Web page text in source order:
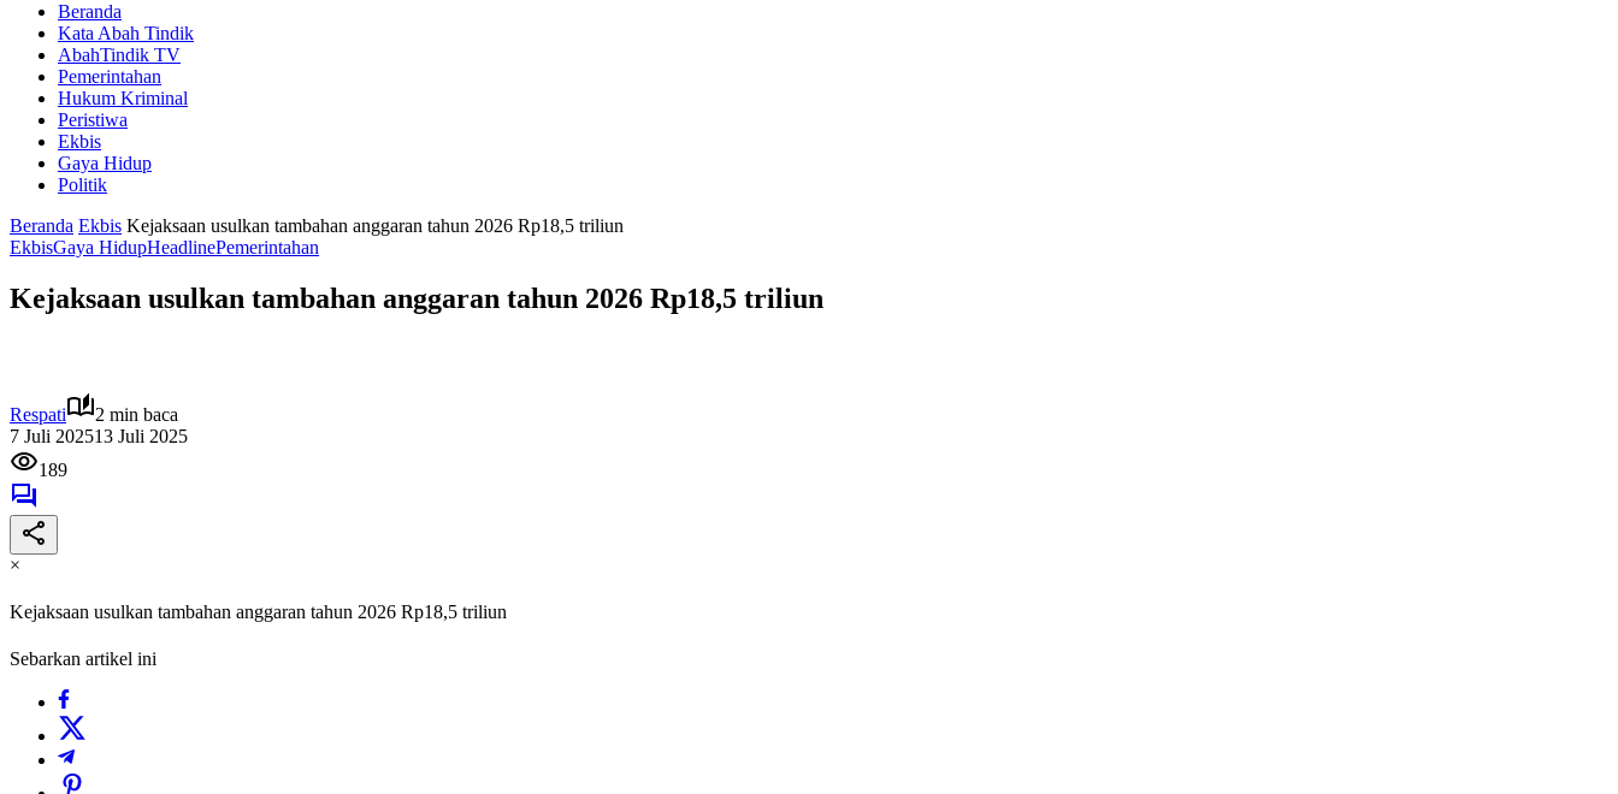
Beranda
Kata Abah Tindik
AbahTindik TV
Pemerintahan
Hukum Kriminal
Peristiwa
Ekbis
Gaya Hidup
Politik
Beranda Ekbis Kejaksaan usulkan tambahan anggaran tahun 2026 Rp18,5 triliun
EkbisGaya HidupHeadlinePemerintahan
Kejaksaan usulkan tambahan anggaran tahun 2026 Rp18,5 triliun
Respati
2 min baca
7 Juli 202513 Juli 2025
189
×
Kejaksaan usulkan tambahan anggaran tahun 2026 Rp18,5 triliun
Sebarkan artikel ini